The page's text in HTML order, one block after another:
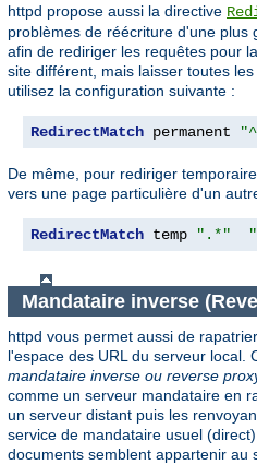
httpd propose aussi la directive
problèmes de réécriture d'une plus
afin de rediriger les requêtes pour
site différent, mais laisser toutes
utilisez la configuration suivante :
RedirectMatch permanent
De même, pour rediriger
vers une page particulière d'un
RedirectMatch temp ".*"
Mandataire inverse
httpd vous permet aussi de
l'espace des URL du serveur local.
mandataire inverse ou reverse
comme un serveur mandataire en
un serveur distant puis les
service de mandataire usuel
documents semblent appartenir au